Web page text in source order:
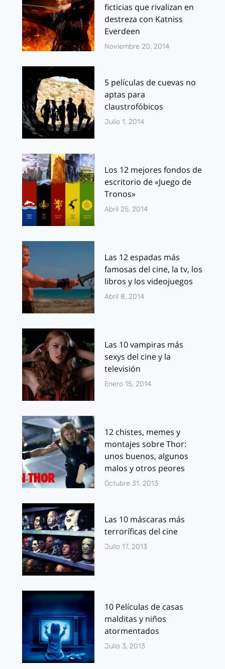
ficticias que rivalizan en
destreza con Katniss
Everdeen
Noviembre 20, 2014
5 películas de cuevas no
aptas para
claustrofóbicos
Julio 1, 2014
Los 12 mejores fondos de
escritorio de «Juego de
Tronos»
Abril 25, 2014
Las 12 espadas más
famosas del cine, la tv, los
libros y los videojuegos
Abril 8, 2014
Las 10 vampiras más
sexys del cine y la
televisión
Enero 15, 2014
12 chistes, memes y
montajes sobre Thor:
unos buenos, algunos
malos y otros peores
Octubre 31, 2013
Las 10 máscaras más
terroríficas del cine
Julio 17, 2013
10 Películas de casas
malditas y niños
atormentados
Julio 3, 2013